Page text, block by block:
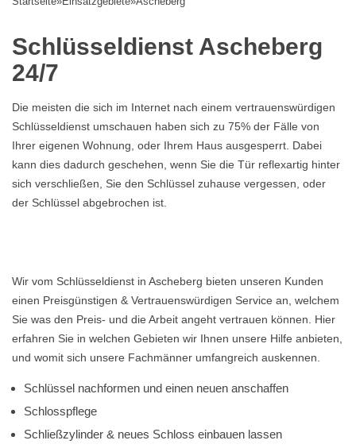
Schlüsseldienst Ascheberg
24/7
Die meisten die sich im Internet nach einem vertrauenswürdigen
Schlüsseldienst umschauen haben sich zu 75% der Fälle von
Ihrer eigenen Wohnung, oder Ihrem Haus ausgesperrt. Dabei
kann dies dadurch geschehen, wenn Sie die Tür reflexartig hinter
sich verschließen, Sie den Schlüssel zuhause vergessen, oder
der Schlüssel abgebrochen ist.
Wir vom Schlüsseldienst in Ascheberg bieten unseren Kunden
einen Preisgünstigen & Vertrauenswürdigen Service an, welchem
Sie was den Preis- und die Arbeit angeht vertrauen können. Hier
erfahren Sie in welchen Gebieten wir Ihnen unsere Hilfe anbieten,
und womit sich unsere Fachmänner umfangreich auskennen.
Schlüssel nachformen und einen neuen anschaffen
Schlosspflege
Schließzylinder & neues Schloss einbauen lassen